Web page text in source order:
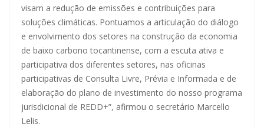
visam a redução de emissões e contribuições para
soluções climáticas. Pontuamos a articulação do diálogo
e envolvimento dos setores na construção da economia
de baixo carbono tocantinense, com a escuta ativa e
participativa dos diferentes setores, nas oficinas
participativas de Consulta Livre, Prévia e Informada e de
elaboração do plano de investimento do nosso programa
jurisdicional de REDD+”, afirmou o secretário Marcello
Lelis.